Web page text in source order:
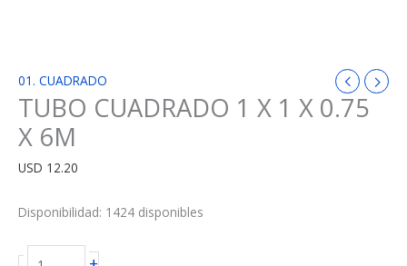
01. CUADRADO
TUBO CUADRADO 1 X 1 X 0.75
X 6M
USD 12.20
Disponibilidad: 1424 disponibles